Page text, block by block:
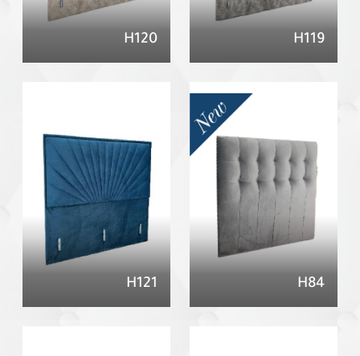
H119
H120
H84
H121